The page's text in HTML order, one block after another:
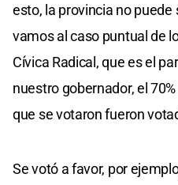
esto, la provincia no
vamos al caso puntual de
Cívica Radical, que es el
nuestro gobernador, el
que se votaron fueron
Se votó a favor, por